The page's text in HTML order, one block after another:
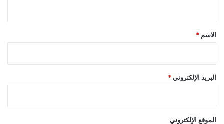
*
الاسم *
البريد الإلكتروني *
الموقع الإلكتروني